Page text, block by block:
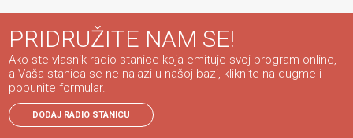
PRIDRUŽITE NAM SE!
Ako ste vlasnik radio stanice koja emituje svoj program online,
a Vaša stanica se ne nalazi u našoj bazi, kliknite na dugme i
popunite formular.
DODAJ RADIO STANICU